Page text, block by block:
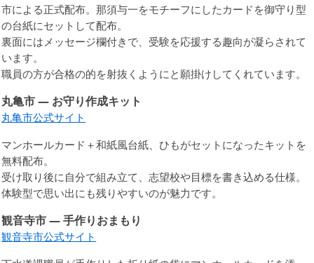
市による正式配布。那須与一をモチーフにしたカードを御守り型
の台紙にセットして配布。
裏面にはメッセージ欄付きで、受験を応援する趣向が凝らされて
います。
職員の方が合格の的を射抜くようにと願掛けしてくれています。
丸亀市 — お守り作成キット
丸亀市公式サイト
マンホールカード＋和紙風台紙、ひもがセットになったキットを
無料配布。
受け取り後に自分で組み立て、志望校や目標を書き込める仕様。
体験型で思い出にも残りやすいのが魅力です。
観音寺市 — 手作りおまもり
観音寺市公式サイト